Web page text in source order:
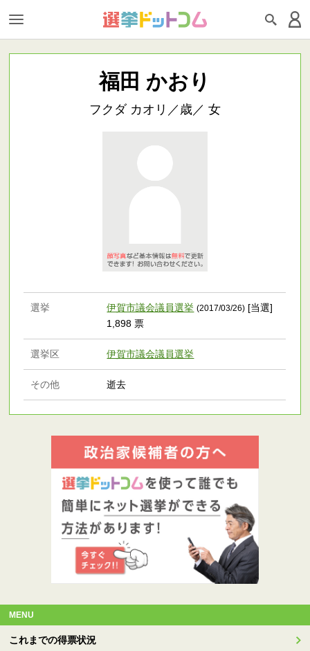
福田 かおり
フクダ カオリ／歳／ 女
選挙 伊賀市議会議員選挙 (2017/03/26) [当選]
1,898 票
選挙区 伊賀市議会議員選挙
その他 逝去
MENU
これまでの得票状況